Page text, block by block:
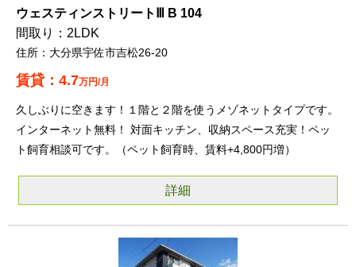
ウェスティンストリートⅢ B 104
2LDK
大分県宇佐市吉松26-20
4.7万円/月
久しぶりに空きます！１階と２階を使うメゾネットタイプです。
インターネット無料！ 対面キッチン、収納スペース充実！ペッ
ト飼育相談可です。（ペット飼育時、賃料+4,800円増）
詳細